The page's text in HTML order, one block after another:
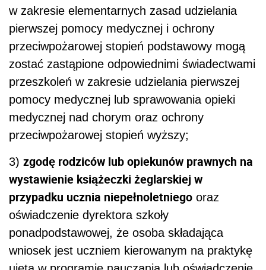
w zakresie elementarnych zasad udzielania
pierwszej pomocy medycznej i ochrony
przeciwpożarowej stopień podstawowy mogą
zostać zastąpione odpowiednimi świadectwami
przeszkoleń w zakresie udzielania pierwszej
pomocy medycznej lub sprawowania opieki
medycznej nad chorym oraz ochrony
przeciwpożarowej stopień wyższy;
3) zgodę rodziców lub opiekunów prawnych na
wystawienie książeczki żeglarskiej w
przypadku ucznia niepełnoletniego oraz
oświadczenie dyrektora szkoły
ponadpodstawowej, że osoba składająca
wniosek jest uczniem kierowanym na praktykę